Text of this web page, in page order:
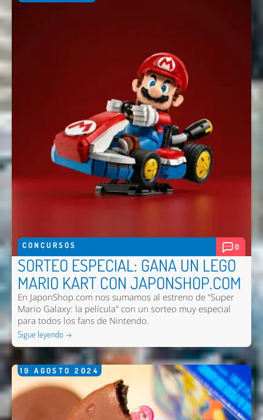
CONCURSOS 0
SORTEO ESPECIAL: GANA UN LEGO
MARIO KART CON JAPONSHOP.COM
En JaponShop.com nos sumamos al estreno de “Super
Mario Galaxy: la película” con un sorteo muy especial
para todos los fans de Nintendo.
Sigue leyendo →
19 AGOSTO 2024